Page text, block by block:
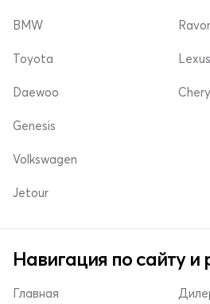
BMW
Toyota
Daewoo
Lexus
Chery
Genesis
Volkswagen
Jetour
Навигация по сайту и
Главная